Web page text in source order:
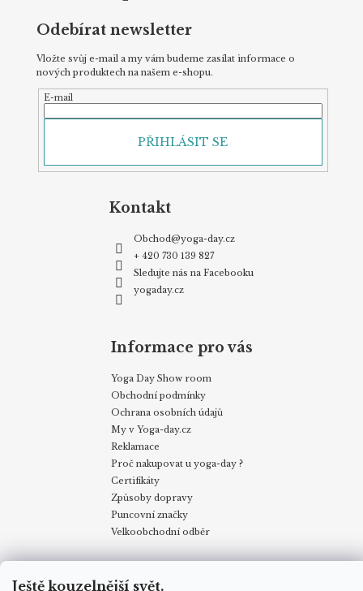
Ještě kouzelnější svět.
Odebírat newsletter
Vložte svůj e-mail a my vám budeme zasílat informace o
nových produktech na našem e-shopu.
E-mail
PŘIHLÁSIT SE
Kontakt
Obchod@yoga-day.cz
+ 420 730 139 827
Sledujte nás na Facebooku
yogaday.cz
Informace pro vás
Yoga Day Show room
Obchodní podmínky
Ochrana osobních údajů
My v Yoga-day.cz
Reklamace
Proč nakupovat u yoga-day ?
Certifikáty
Způsoby dopravy
Puncovní značky
Velkoobchodní odběr
Obchodní podmínky